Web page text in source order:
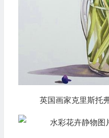
英国画家克里斯托